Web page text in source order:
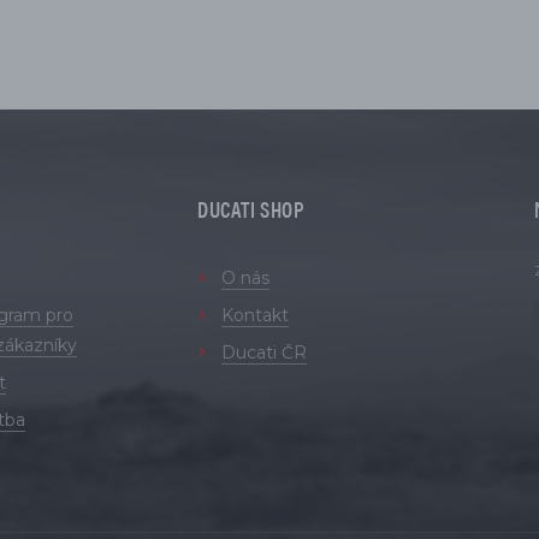
pro
DUCATI SHOP
O nás
Kontakt
Ducati ČR